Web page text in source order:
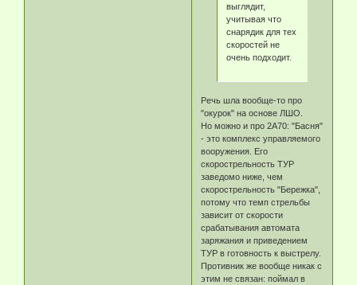
выглядит,
учитывая что
снарядик для тех
скоростей не
очень подходит.
Речь шла вообще-то про
"окурок" на основе ЛШО.
Но можно и про 2А70: "Басня"
- это комплекс управляемого
вооружения. Его
скорострельность ТУР
заведомо ниже, чем
скорострельность "Бережка",
потому что темп стрельбы
зависит от скорости
срабатывания автомата
заряжания и приведением
ТУР в готовность к выстрелу.
Противник же вообще никак с
этим не связан: поймал в